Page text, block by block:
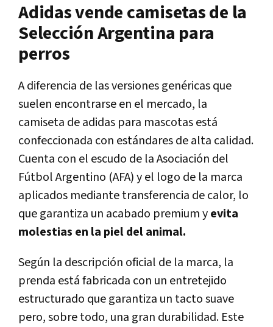
Adidas vende camisetas de la
Selección Argentina para
perros
A diferencia de las versiones genéricas que
suelen encontrarse en el mercado, la
camiseta de adidas para mascotas está
confeccionada con estándares de alta calidad.
Cuenta con el escudo de la Asociación del
Fútbol Argentino (AFA) y el logo de la marca
aplicados mediante transferencia de calor, lo
que garantiza un acabado premium yevita
molestias en la piel del animal.
Según la descripción oficial de la marca, la
prenda está fabricada con un entretejido
estructurado que garantiza un tacto suave
pero, sobre todo, una gran durabilidad. Este